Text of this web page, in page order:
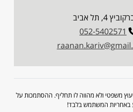
4, תל אביב
052-5402571
משפטי ולא מהווה לו תחליף. ההסתמכות על
באחריות המשתמש בלבד!